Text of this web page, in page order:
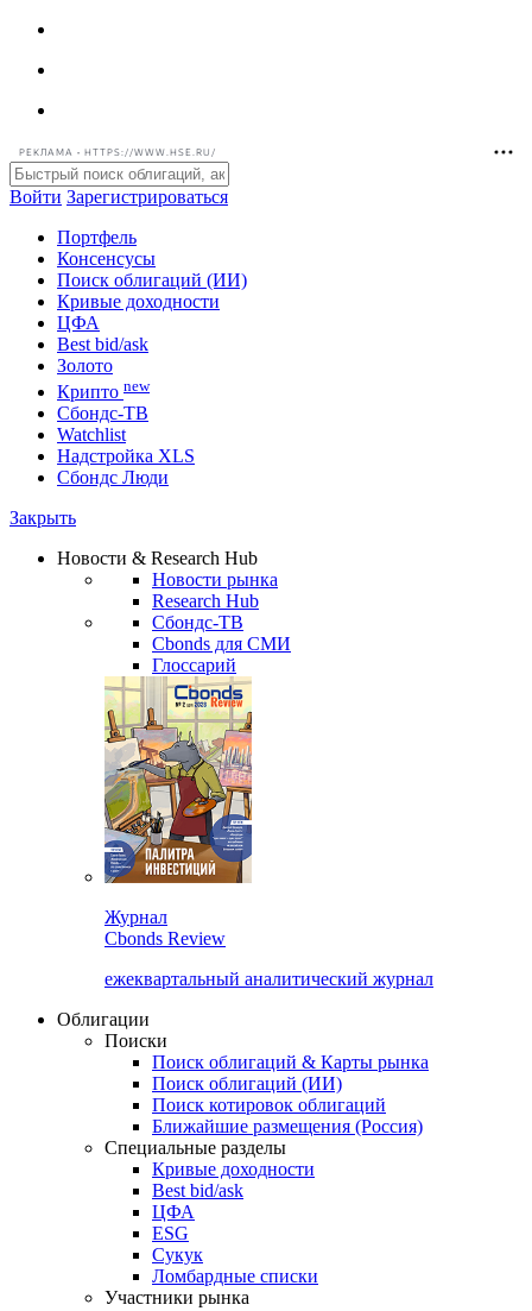
РЕКЛАМА • HTTPS://WWW.HSE.RU/
Войти Зарегистрироваться
Портфель
Консенсусы
Поиск облигаций (ИИ)
Кривые доходности
ЦФА
Best bid/ask
Золото
Крипто new
Watchlist
Сбондс Люди
Новости & Research Hub
Новости рынка
Research Hub
Сбондс-ТВ
Cbonds для СМИ
Глоссарий
Cbonds Review
ежеквартальный аналитический журнал
Облигации
Поиски
Поиск облигаций & Карты рынка
Поиск облигаций (ИИ)
Поиск котировок облигаций
Ближайшие размещения (Россия)
Специальные разделы
Кривые доходности
Best bid/ask
ЦФА